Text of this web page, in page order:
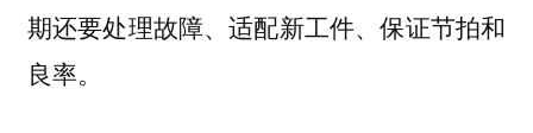
期还要处理故障、适配新工件、保证节拍和
良率。